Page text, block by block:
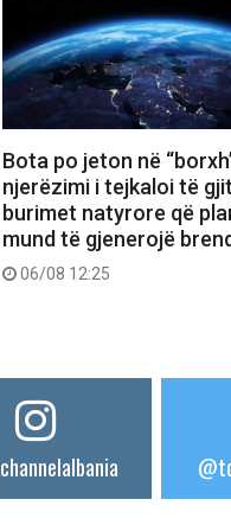
Bota po jeton në
njerëzimi i tejkaloi të
burimet natyrore që
mund të gjenerojë
06/08 12:25